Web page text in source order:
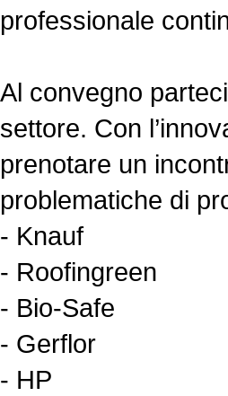
professionale
Al convegno
settore. Con
prenotare un
problematiche di
- Knauf
- Roofingreen
- Bio-Safe
- Gerflor
- HP